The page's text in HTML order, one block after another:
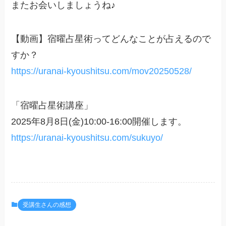
またお会いしましょうね♪
【動画】宿曜占星術ってどんなことが占えるので
すか？
https://uranai-kyoushitsu.com/mov20250528/
「宿曜占星術講座」
2025年8月8日(金)10:00-16:00開催します。
https://uranai-kyoushitsu.com/sukuyo/
受講生さんの感想